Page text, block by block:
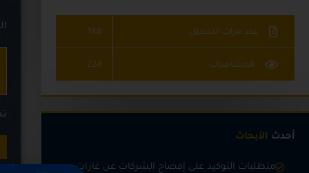
عدد مرات التحميل 148
المشاهدات 224
أحدث الأبحاث
متطلبات التوكيد على إفصاح الشركات عن غازات